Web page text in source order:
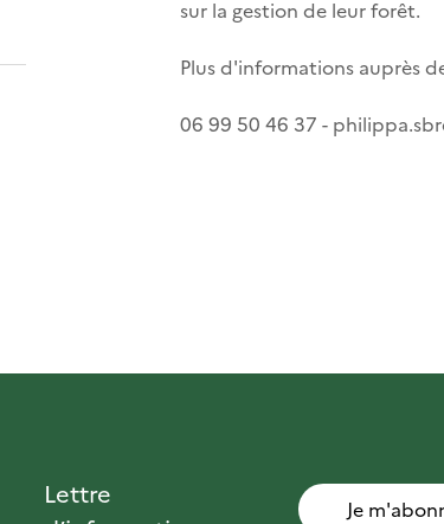
sur la gestion de leur forêt.
Plus d'informations auprès
06 99 50 46 37 -
Lettre
Je